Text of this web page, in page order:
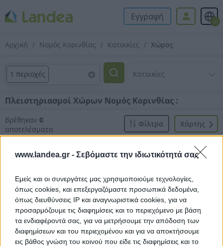
www.landea.gr - Σεβόμαστε την ιδιωτικότητά σας
Εμείς και οι συνεργάτες μας χρησιμοποιούμε τεχνολογίες,
όπως cookies, και επεξεργαζόμαστε προσωπικά δεδομένα,
όπως διευθύνσεις IP και αναγνωριστικά cookies, για να
προσαρμόζουμε τις διαφημίσεις και το περιεχόμενο με βάση
τα ενδιαφέροντά σας, για να μετρήσουμε την απόδοση των
διαφημίσεων και του περιεχομένου και για να αποκτήσουμε
εις βάθος γνώση του κοινού που είδε τις διαφημίσεις και το
Εγγραφή el
Αρχική Νομός Κορινθίας Κατοικίες Χώρος
1 περιοχές
Πλειστηριασμοί Χώρων Νομός Κορινθίας :
Βρέθηκαν 0
αποτελέσματα
Xάρτης
Φίλτρα
Δεν βρέθηκαν αποτελέσματα.